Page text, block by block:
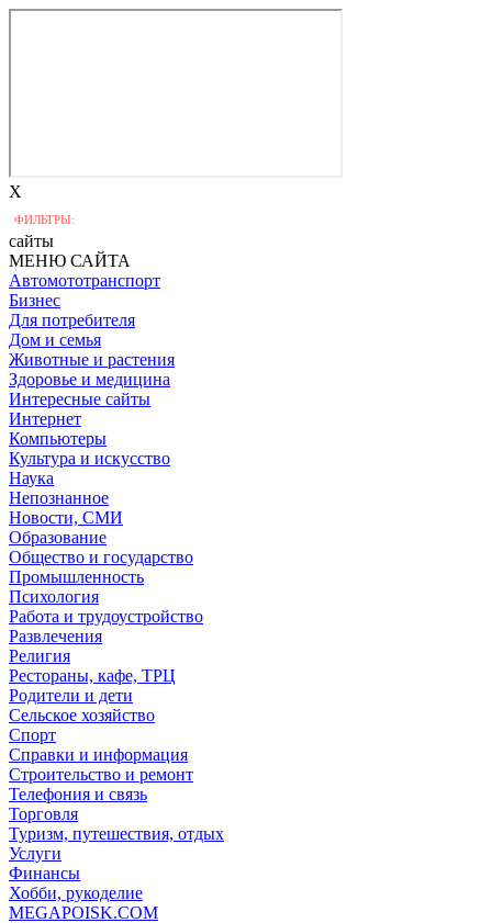
X
ФИЛЬТРЫ:
сайты
МЕНЮ САЙТА
Автомототранспорт
Бизнес
Для потребителя
Дом и семья
Животные и растения
Здоровье и медицина
Интересные сайты
Интернет
Компьютеры
Культура и искусство
Наука
Непознанное
Новости, СМИ
Образование
Общество и государство
Промышленность
Психология
Работа и трудоустройство
Развлечения
Религия
Рестораны, кафе, ТРЦ
Родители и дети
Сельское хозяйство
Спорт
Справки и информация
Строительство и ремонт
Телефония и связь
Торговля
Туризм, путешествия, отдых
Услуги
Финансы
Хобби, рукоделие
MEGAPOISK.COM